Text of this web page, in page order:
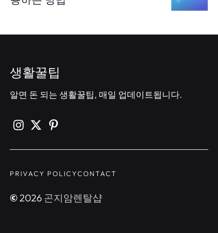
생활꿀팁
알면 돈 되는 생활꿀팁, 매일 업데이트됩니다.
PRIVACY POLICYCONTACT
© 2026 곤지암렌탈샵